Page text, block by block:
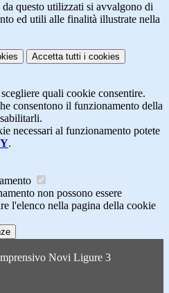
questo utilizzati si avvalgono di
ed utili alle finalità illustrate nella
Accetta tutti i cookies
quali cookie consentire.
consentono il funzionamento della
necessari al funzionamento potete
.
non possono essere
l'elenco nella pagina della cookie
Novi Ligure 3